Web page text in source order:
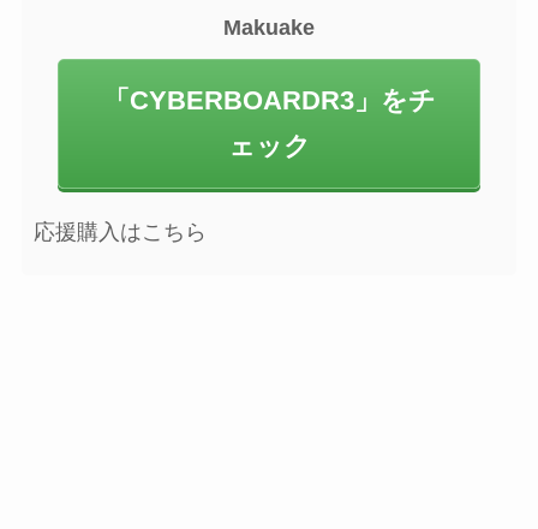
Makuake
「CYBERBOARDR3」をチ
ェック
応援購入はこちら